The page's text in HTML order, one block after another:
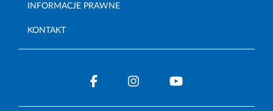
INFORMACJE PRAWNE
KONTAKT